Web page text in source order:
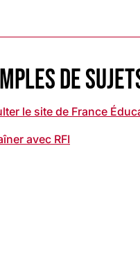
DE
le site de France
avec RFI